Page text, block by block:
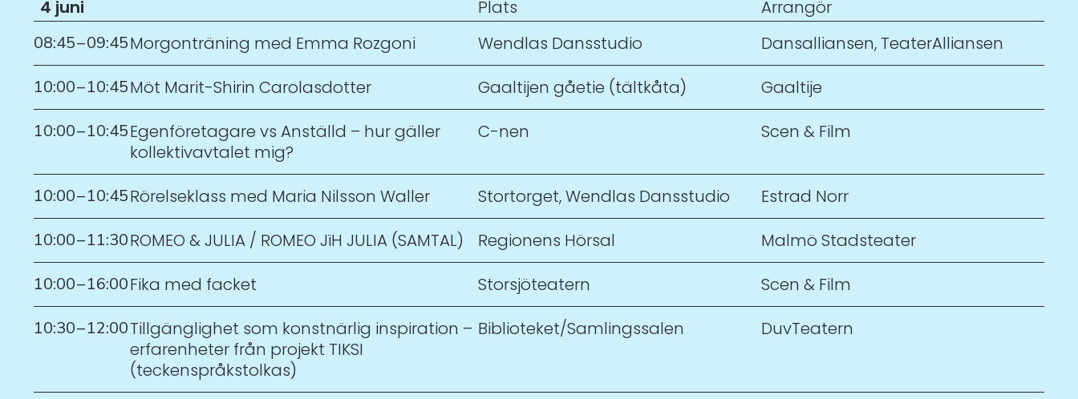
4 juni
Plats Arrangör
08:45–09:45Morgonträning med Emma Rozgoni Wendlas Dansstudio Dansalliansen, TeaterAlliansen
10:00–10:45Möt Marit-Shirin Carolasdotter Gaaltijen gåetie (tältkåta) Gaaltije
10:00–10:45Egenföretagare vs Anställd – hur gäller
kollektivavtalet mig?
C-nen Scen & Film
10:00–10:45Rörelseklass med Maria Nilsson Waller Stortorget, Wendlas Dansstudio Estrad Norr
10:00–11:30ROMEO & JULIA / ROMEO JïH JULIA (SAMTAL) Regionens Hörsal Malmö Stadsteater
10:00–16:00Fika med facket Storsjöteatern Scen & Film
10:30–12:00Tillgänglighet som konstnärlig inspiration –
erfarenheter från projekt TIKSI
(teckenspråkstolkas)
Biblioteket/Samlingssalen DuvTeatern